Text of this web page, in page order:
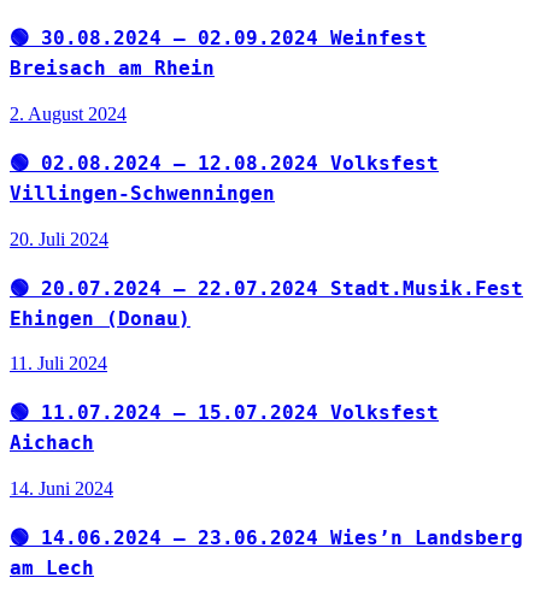
🟢 30.08.2024 – 02.09.2024 Weinfest
Breisach am Rhein
2. August 2024
🟢 02.08.2024 – 12.08.2024 Volksfest
Villingen-Schwenningen
20. Juli 2024
🟢 20.07.2024 – 22.07.2024 Stadt.Musik.Fest
Ehingen (Donau)
11. Juli 2024
🟢 11.07.2024 – 15.07.2024 Volksfest
Aichach
14. Juni 2024
🟢 14.06.2024 – 23.06.2024 Wies’n Landsberg
am Lech